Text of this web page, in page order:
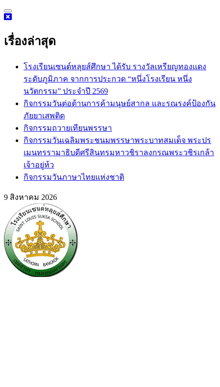
Skip
to
เรื่องล่าสุด
โรงเรียนเซนต์หลุยส์ศึกษา ได้รับ รางวัลเหรียญทองแดง
ระดับภูมิภาค จากการประกวด “หนึ่งโรงเรียน หนึ่ง
นวัตกรรม” ประจำปี 2569
กิจกรรม​วันต่อต้านการค้ามนุษย์สากล และรณรงค์ป้องกัน
ภัยยาเสพติด
กิจกรรมถวายเทียนพรรษา
กิจกรรมวันเฉลิมพระชนมพรรษาพระบาทสมเด็จ พระปร
เมนทรรามาธิบดีศรีสินทรมหาวชิราลงกรณพระวชิรเกล้า
เจ้าอยู่ห้ว
กิจกรรมวันภาษาไทยแห่งชาติ
9 สิงหาคม 2026